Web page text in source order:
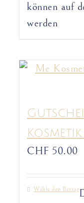
können auf
werden
CHF 50.00
Wähle den Betrag